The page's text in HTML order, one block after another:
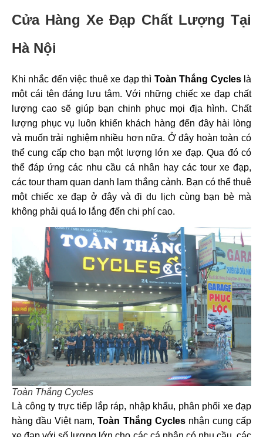
Cửa Hàng Xe Đạp Chất Lượng Tại
Hà Nội
Khi nhắc đến việc thuê xe đạpthì Toàn Thắng Cycleslà
một cái tên đáng lưu tâm. Với những chiếc xe đạp chất
lượng cao sẽ giúp bạn chinh phục mọi địa hình. Chất
lượng phục vụ luôn khiến khách hàng đến đây hài lòng
và muốn trải nghiệm nhiều hơn nữa. Ở đây hoàn toàn có
thể cung cấp cho bạn một lượng lớn xe đạp. Qua đó có
thể đáp ứng các nhu cầu cá nhân hay các tour xe đạp,
các tour tham quan danh lam thắng cảnh. Bạn có thể thuê
một chiếc xe đạp ở đây và đi du lịch cùng bạn bè mà
không phải quá lo lắng đến chi phí cao.
Toàn Thắng Cycles
Là công ty trực tiếp lắp ráp, nhập khẩu, phân phối xe đạp
hàng đầu Việt nam,Toàn Thắng Cyclesnhận cung cấp